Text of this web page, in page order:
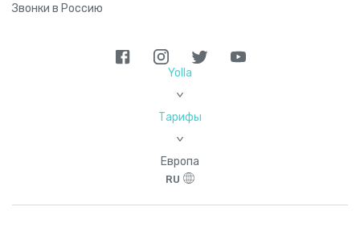
Звонки в Россию
Yolla
>
Тарифы
>
Европа
RU